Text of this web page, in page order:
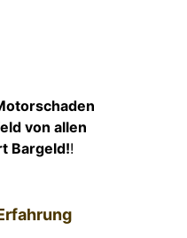
von allen
Bargeld!!